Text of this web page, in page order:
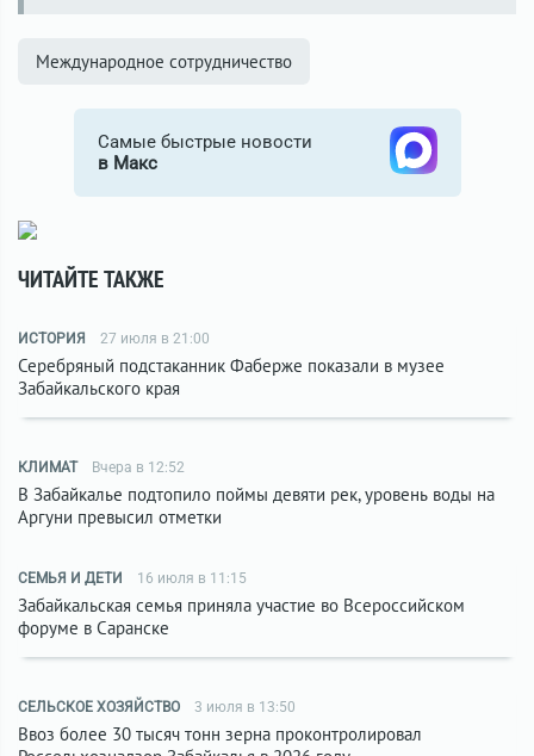
Международное сотрудничество
Самые быстрые новости
в Макс
ЧИТАЙТЕ ТАКЖЕ
ИСТОРИЯ 27 июля в 21:00
Серебряный подстаканник Фаберже показали в музее
Забайкальского края
КЛИМАТ Вчера в 12:52
В Забайкалье подтопило поймы девяти рек, уровень воды на
Аргуни превысил отметки
СЕМЬЯ И ДЕТИ 16 июля в 11:15
Забайкальская семья приняла участие во Всероссийском
форуме в Саранске
СЕЛЬСКОЕ ХОЗЯЙСТВО 3 июля в 13:50
Ввоз более 30 тысяч тонн зерна проконтролировал